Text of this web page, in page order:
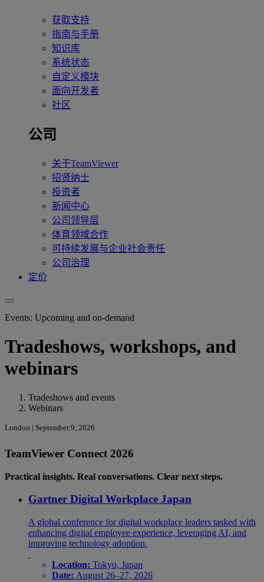
获取支持
指南与手册
知识库
系统状态
自定义模块
面向开发者
社区
公司
关于TeamViewer
招贤纳士
投资者
新闻中心
公司领导层
体育领域合作
可持续发展与企业社会责任
公司治理
定价
Events: Upcoming and on-demand
Tradeshows, workshops, and
webinars
Tradeshows and events
Webinars
London | September 9, 2026
TeamViewer Connect 2026
Practical insights. Real conversations. Clear next steps.
Gartner Digital Workplace Japan
A global conference for digital workplace leaders tasked with
enhancing digital employee experience, leveraging AI, and
improving technology adoption.
Location: Tokyo, Japan
Date: August 26–27, 2026